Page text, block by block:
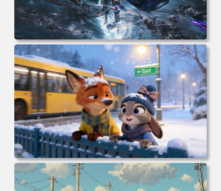
电脑壁纸 完美世界 荒天帝石昊 4K高清动漫壁纸 电脑桌面
高清壁纸 壁纸下载 壁纸大全
电脑壁纸 动漫 冬季 公交车 朱迪狐尼克 4K 电脑壁纸 3840x2
160 电脑桌面 高清壁纸 壁纸下载 壁纸大全